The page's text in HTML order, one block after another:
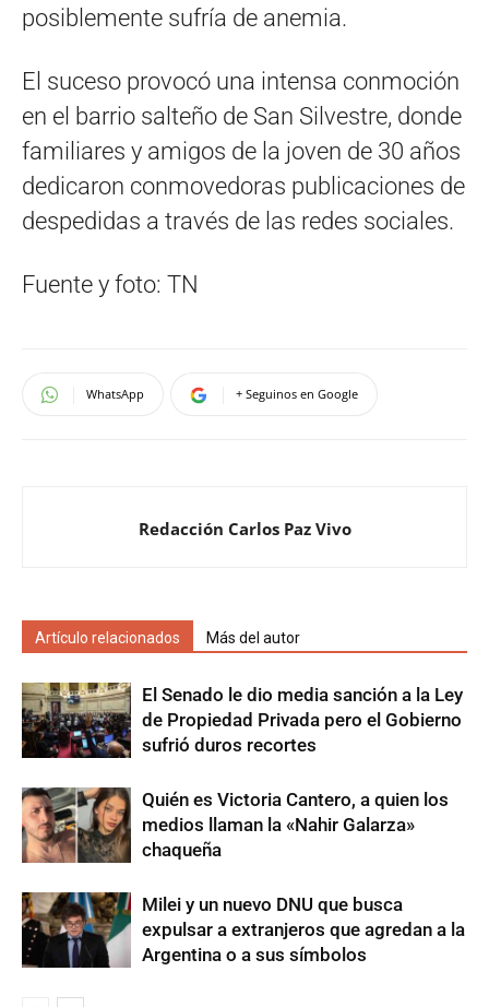
posiblemente sufría de anemia.
El suceso provocó una intensa conmoción
en el barrio salteño de San Silvestre, donde
familiares y amigos de la joven de 30 años
dedicaron conmovedoras publicaciones de
despedidas a través de las redes sociales.
Fuente y foto: TN
WhatsApp + Seguinos en Google
Redacción Carlos Paz Vivo
Artículo relacionados Más del autor
El Senado le dio media sanción a la Ley
de Propiedad Privada pero el Gobierno
sufrió duros recortes
Quién es Victoria Cantero, a quien los
medios llaman la «Nahir Galarza»
chaqueña
Milei y un nuevo DNU que busca
expulsar a extranjeros que agredan a la
Argentina o a sus símbolos